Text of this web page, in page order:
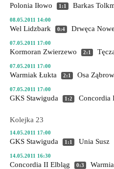
Polonia Iłowo 1:1 Barkas
08.05.2011 14:00
Wel Lidzbark 0:4 Drwęca
07.05.2011 17:00
Kormoran Zwierzewo 2:1
07.05.2011 17:00
Warmiak Łukta 2:1 Osa
07.05.2011 17:00
GKS Stawiguda 1:2 Concordia
Kolejka 23
14.05.2011 17:00
GKS Stawiguda 1:1 Unia Susz
14.05.2011 16:30
Concordia II Elbląg 0:3